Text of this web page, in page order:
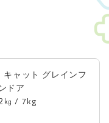
ャット グレインフ
ドア
㎏ / 7kg